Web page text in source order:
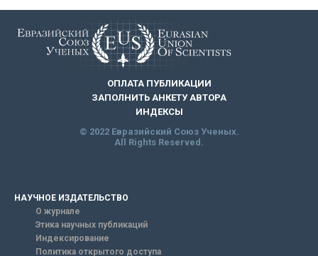
ОПЛАТА ПУБЛИКАЦИИ
ЗАПОЛНИТЬ АНКЕТУ АВТОРА
ИНДЕКСЫ
© 2022 Евразийский Союз Ученых.
All Rights Reserved.
НАУЧНОЕ ИЗДАТЕЛЬСТВО
О журнале
Этика научных публикаций
Индексирование
Политика открытого доступа